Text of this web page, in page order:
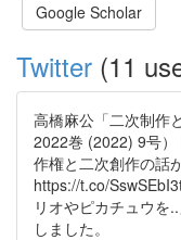
Google Scholar
Twitter (11
高橋麻公「二次制作
2022巻 (2022) 9号
作権と二次創作の話
https://t.co/
リオやピカチュウを
しました。